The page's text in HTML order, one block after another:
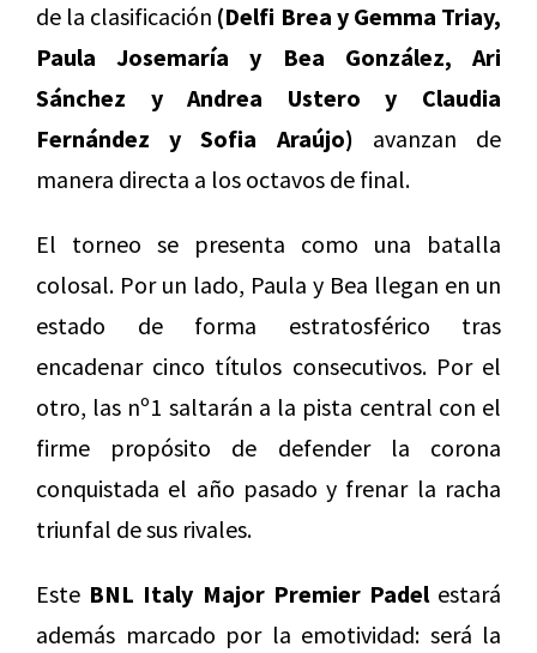
de la clasificación (Delfi Brea y Gemma Triay,
Paula Josemaría y Bea González, Ari
Sánchez y Andrea Ustero y Claudia
Fernández y Sofia Araújo) avanzan de
manera directa a los octavos de final.
El torneo se presenta como una batalla
colosal. Por un lado, Paula y Bea llegan en un
estado de forma estratosférico tras
encadenar cinco títulos consecutivos. Por el
otro, las nº1 saltarán a la pista central con el
firme propósito de defender la corona
conquistada el año pasado y frenar la racha
triunfal de sus rivales.
Este BNL Italy Major Premier Padelestará
además marcado por la emotividad: será la